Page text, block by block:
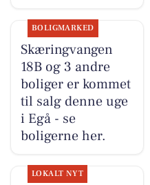
BOLIGMARKED
Skæringvangen
18B og 3 andre
boliger er kommet
til salg denne uge
i Egå - se
boligerne her.
LOKALT NYT